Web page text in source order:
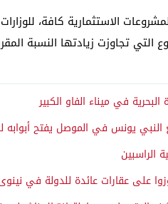
الاستثمارية كافة،
تجاوزت زيادتها النسبة المقررة
في ميناء الفاو الكبير
النبي يونس في الموصل يفتح أبوابه
الراسبين